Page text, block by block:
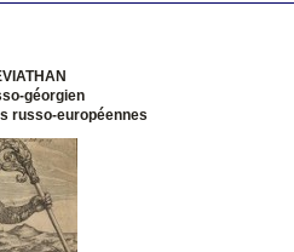
géorgien
russo-européennes